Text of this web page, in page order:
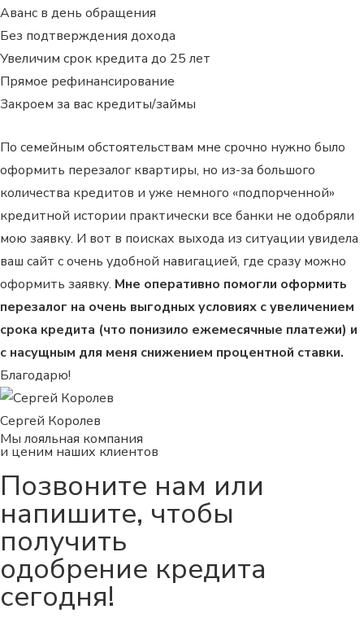
Аванс в день обращения
Без подтверждения дохода
Увеличим срок кредита до 25 лет
Прямое рефинансирование
Закроем за вас кредиты/займы
По семейным обстоятельствам мне срочно нужно было
оформить перезалог квартиры, но из-за большого
количества кредитов и уже немного «подпорченной»
кредитной истории практически все банки не одобряли
мою заявку. И вот в поисках выхода из ситуации увидела
ваш сайт с очень удобной навигацией, где сразу можно
оформить заявку. Мне оперативно помогли оформить
перезалог на очень выгодных условиях с увеличением
срока кредита (что понизило ежемесячные платежи) и
с насущным для меня снижением процентной ставки.
Благодарю!
Сергей Королев
Мы лояльная компания
и ценим наших клиентов
Позвоните нам или
напишите, чтобы
получить
одобрение кредита
сегодня!